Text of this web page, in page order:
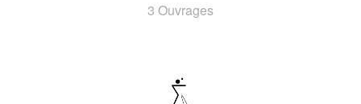
3 Ouvrages